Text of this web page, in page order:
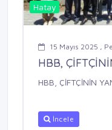
Hatay
15 Mayıs 2025 ,
HBB,
HBB, ÇİFTÇİNİN
İncele